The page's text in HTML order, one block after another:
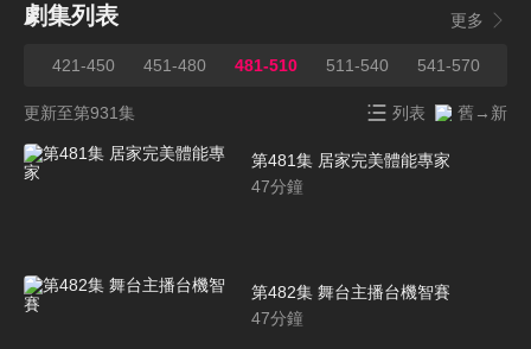
劇集列表 更多
421-450 451-480 481-510 511-540 541-570
更新至第931集 列表 舊→新
第481集 居家完美體能專家
47分鐘
第482集 舞台主播台機智賽
47分鐘